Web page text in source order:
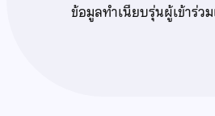
ข้อมูลทำเนียบรุ่นผู้เข้าร่